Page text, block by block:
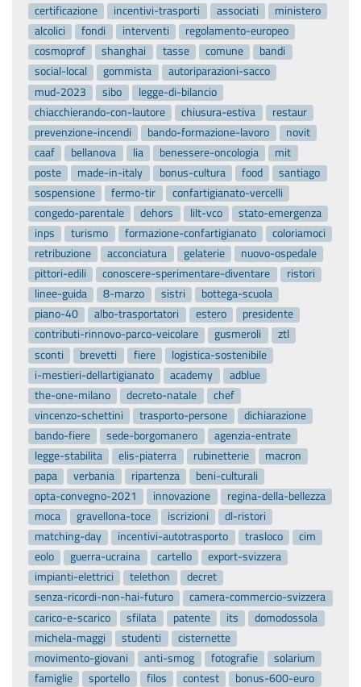
certificazione
incentivi-trasporti associati
ministero
alcolici
fondi interventi
regolamento-europeo
cosmoprof
shanghai tasse comune
bandi
social-local
gommista
autoriparazioni-sacco
mud-2023
sibo
legge-di-bilancio
chiacchierando-con-lautore
chiusura-estiva
restaur
prevenzione-incendi
bando-formazione-lavoro
novit
caaf
bellanova lia benessere-oncologia
mit
poste
made-in-italy bonus-cultura food
santiago
sospensione
fermo-tir
confartigianato-vercelli
congedo-parentale
dehors lilt-vco
stato-emergenza
inps
turismo formazione-confartigianato
coloriamoci
retribuzione
acconciatura gelaterie
nuovo-ospedale
pittori-edili
conoscere-sperimentare-diventare
ristori
linee-guida
8-marzo sistri
bottega-scuola
piano-40
albo-trasportatori estero
presidente
contributi-rinnovo-parco-veicolare
gusmeroli
ztl
sconti
brevetti fiere
logistica-sostenibile
i-mestieri-dellartigianato
academy
adblue
the-one-milano
decreto-natale
chef
vincenzo-schettini
trasporto-persone
dichiarazione
bando-fiere
sede-borgomanero
agenzia-entrate
legge-stabilita
elis-piaterra rubinetterie
macron
papa
verbania ripartenza
beni-culturali
opta-convegno-2021
innovazione
regina-della-bellezza
moca
gravellona-toce iscrizioni
dl-ristori
matching-day
incentivi-autotrasporto trasloco
cim
eolo
guerra-ucraina cartello
export-svizzera
impianti-elettrici
telethon
decret
senza-ricordi-non-hai-futuro
camera-commercio-svizzera
carico-e-scarico
sfilata patente its
domodossola
michela-maggi
studenti
cisternette
movimento-giovani
anti-smog fotografie
solarium
famiglie
sportello filos contest
bonus-600-euro